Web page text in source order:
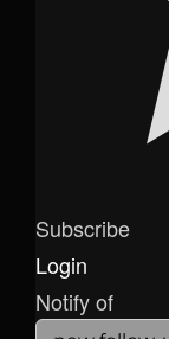
Subscribe
Login
Notify of